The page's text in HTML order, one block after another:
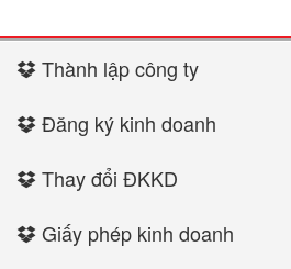
Thành lập công ty
Đăng ký kinh doanh
Thay đổi ĐKKD
Giấy phép kinh doanh